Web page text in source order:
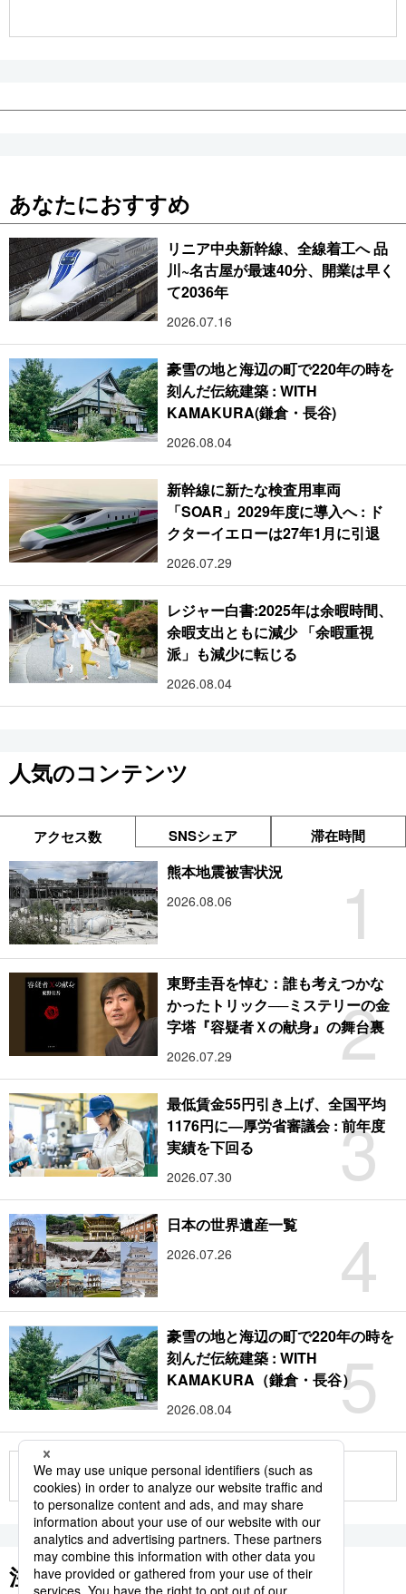
あなたにおすすめ
リニア中央新幹線、全線着工へ 品
川~名古屋が最速40分、開業は早く
て2036年
2026.07.16
豪雪の地と海辺の町で220年の時を
刻んだ伝統建築 : WITH
KAMAKURA(鎌倉・長谷)
2026.08.04
新幹線に新たな検査用車両
「SOAR」2029年度に導入へ : ド
クターイエローは27年1月に引退
2026.07.29
レジャー白書:2025年は余暇時間、
余暇支出ともに減少 「余暇重視
派」も減少に転じる
2026.08.04
人気のコンテンツ
アクセス数 SNSシェア 滞在時間
1
熊本地震被害状況
2026.08.06
2
東野圭吾を悼む：誰も考えつかな
かったトリック──ミステリーの金
字塔『容疑者Ｘの献身』の舞台裏
2026.07.29
3
最低賃金55円引き上げ、全国平均
1176円に―厚労省審議会 : 前年度
実績を下回る
2026.07.30
4
日本の世界遺産一覧
2026.07.26
5
豪雪の地と海辺の町で220年の時を
刻んだ伝統建築 : WITH
KAMAKURA（鎌倉・長谷）
2026.08.04
もっと見る
注目のキーワード